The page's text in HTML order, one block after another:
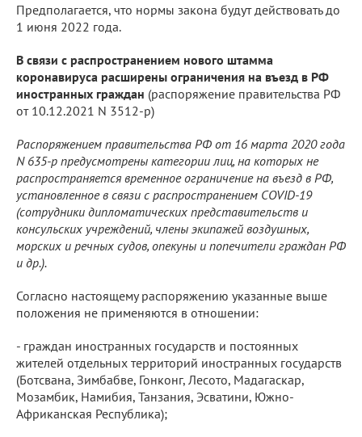
Предполагается, что нормы закона будут действовать до
1 июня 2022 года.
В связи с распространением нового штамма
коронавируса расширены ограничения на въезд в РФ
иностранных граждан (распоряжение правительства РФ
от 10.12.2021 N 3512-р)
Распоряжением правительства РФ от 16 марта 2020 года
N 635-р предусмотрены категории лиц, на которых не
распространяется временное ограничение на въезд в РФ,
установленное в связи с распространением COVID-19
(сотрудники дипломатических представительств и
консульских учреждений, члены экипажей воздушных,
морских и речных судов, опекуны и попечители граждан РФ
и др.).
Согласно настоящему распоряжению указанные выше
положения не применяются в отношении:
- граждан иностранных государств и постоянных
жителей отдельных территорий иностранных государств
(Ботсвана, Зимбабве, Гонконг, Лесото, Мадагаскар,
Мозамбик, Намибия, Танзания, Эсватини, Южно-
Африканская Республика);